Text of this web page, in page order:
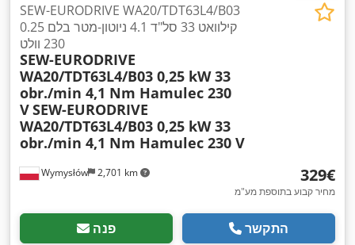
Wymysłów 2,701 km
SEW-EURODRIVE WA20/TDT63L4/B03
0.25 קילוואט 33 סל"ד 4.1 ניוטון-מטר בלם
230 וולט
SEW-EURODRIVE
WA20/TDT63L4/B03 0,25 kW 33
obr./min 4,1 Nm Hamulec 230
VSEW-EURODRIVE
WA20/TDT63L4/B03 0,25 kW 33
obr./min 4,1 Nm Hamulec 230 V
‏329 ‏€
מחיר קבוע בתוספת מע"מ
פנה התקשר